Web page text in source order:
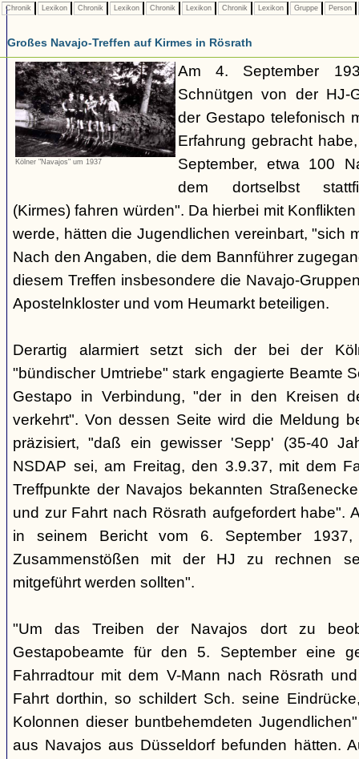
Chronik Lexikon Chronik Lexikon Chronik Lexikon Chronik Lexikon Gruppe Person
Großes Navajo-Treffen auf Kirmes in Rösrath
Kölner "Navajos" um 1937
Am 4. September
Schnütgen von der HJ-
der Gestapo telefonisch
Erfahrung gebracht
September, etwa 100
dem dortselbst
(Kirmes) fahren würden". Da hierbei mit
werde, hätten die Jugendlichen vereinbart, "sich
Nach den Angaben, die dem Bannführer
diesem Treffen insbesondere die Navajo-
Apostelnkloster und vom Heumarkt beteiligen.
Derartig alarmiert setzt sich der bei der
"bündischer Umtriebe" stark engagierte Beamte
Gestapo in Verbindung, "der in den Kreisen
verkehrt". Von dessen Seite wird die Meldung
präzisiert, "daß ein gewisser 'Sepp' (35-40
NSDAP sei, am Freitag, den 3.9.37, mit dem
Treffpunkte der Navajos bekannten
und zur Fahrt nach Rösrath aufgefordert habe".
in seinem Bericht vom 6. September
Zusammenstößen mit der HJ zu rechnen
mitgeführt werden sollten".
"Um das Treiben der Navajos dort zu
Gestapobeamte für den 5. September eine
Fahrradtour mit dem V-Mann nach Rösrath
Fahrt dorthin, so schildert Sch. seine
Kolonnen dieser buntbehemdeten
aus Navajos aus Düsseldorf befunden hätten.